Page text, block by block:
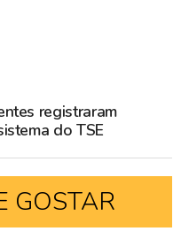
registraram
do TSE
GOSTAR